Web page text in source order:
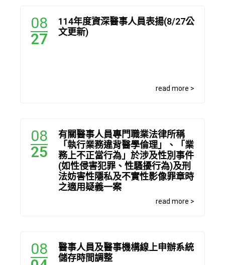
114年度資深醫事人員表揚(8/27公
文更新)
read more >
08
27
有關醫事人員專門職業法律所稱
「執行業務違背醫學倫理」、「業
務上不正當行為」於涉及性別事件
(如性侵害犯罪、性騷擾行為)及刑
法妨害性隱私及不實性影像罪章時
之適用疑義一案
read more >
08
25
醫事人員及醫事機構線上申辦系統
儲存時間調整
08